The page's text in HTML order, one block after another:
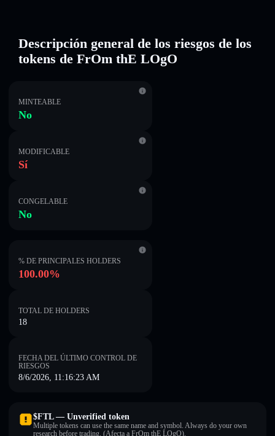
Descripción general de los riesgos de los
tokens de FrOm thE LOgO
MINTEABLE
No
MODIFICABLE
Sí
CONGELABLE
No
% DE PRINCIPALES HOLDERS
100.00%
TOTAL DE HOLDERS
18
FECHA DEL ÚLTIMO CONTROL DE
RIESGOS
8/6/2026, 11:16:23 AM
$FTL — Unverified token
Multiple tokens can use the same name and symbol. Always do your own
research before trading. (Afecta a FrOm thE LOgO).